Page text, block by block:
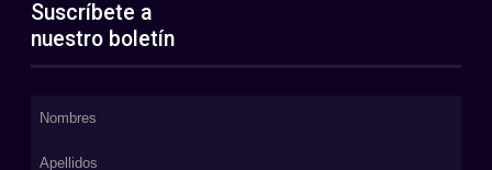
Suscríbete a
nuestro boletín